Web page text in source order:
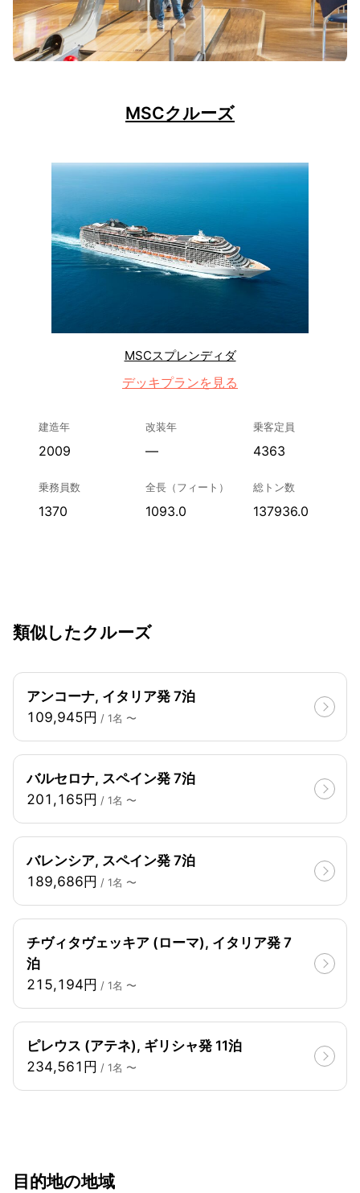
MSCクルーズ
MSCスプレンディダ
デッキプランを見る
建造年
2009
改装年
—
乗客定員
4363
乗務員数
1370
全長（フィート）
1093.0
総トン数
137936.0
類似したクルーズ
アンコーナ, イタリア発 7泊
109,945円 / 1名 〜
バルセロナ, スペイン発 7泊
201,165円 / 1名 〜
バレンシア, スペイン発 7泊
189,686円 / 1名 〜
チヴィタヴェッキア (ローマ), イタリア発 7
泊
215,194円 / 1名 〜
ピレウス (アテネ), ギリシャ発 11泊
234,561円 / 1名 〜
目的地の地域